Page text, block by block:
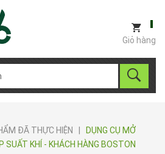
Giỏ hàng
ĐÃ THỰC HIỆN
DỤNG CỤ MỞ
SUẤT KHÍ - KHÁCH HÀNG BOSTON